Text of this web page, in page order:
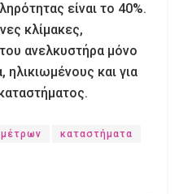
είναι το 40%.
κλίμακες,
ανελκυστήρα μόνο
ηλικιωμένους και για
καταστήματα